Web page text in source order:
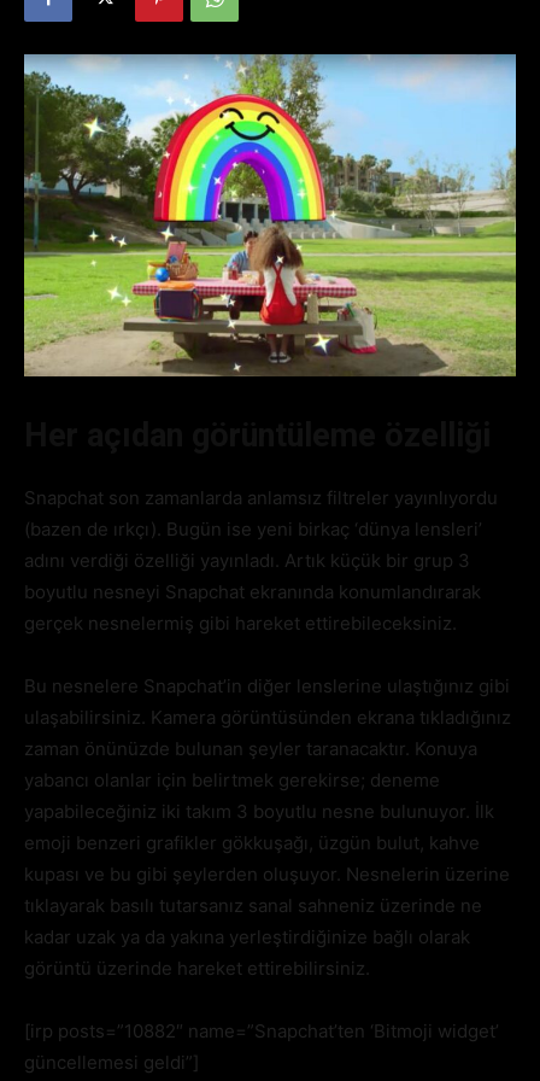
Snapchat son zamanlarda anlamsız filtreler yayınlıyordu
(bazen de ırkçı). Bugün ise yeni birkaç ‘dünya lensleri’
adını verdiği özelliği yayınladı. Artık küçük bir grup 3
boyutlu nesneyi Snapchat ekranında konumlandırarak
gerçek nesnelermiş gibi hareket ettirebileceksiniz.
Bu nesnelere Snapchat’in diğer lenslerine ulaştığınız gibi
ulaşabilirsiniz. Kamera görüntüsünden ekrana tıkladığınız
zaman önünüzde bulunan şeyler taranacaktır. Konuya
yabancı olanlar için belirtmek gerekirse; deneme
yapabileceğiniz iki takım 3 boyutlu nesne bulunuyor. İlk
emoji benzeri grafikler gökkuşağı, üzgün bulut, kahve
kupası ve bu gibi şeylerden oluşuyor. Nesnelerin üzerine
tıklayarak basılı tutarsanız sanal sahneniz üzerinde ne
kadar uzak ya da yakına yerleştirdiğinize bağlı olarak
görüntü üzerinde hareket ettirebilirsiniz.
[irp posts=”10882″ name=”Snapchat’ten ‘Bitmoji widget’
güncellemesi geldi”]